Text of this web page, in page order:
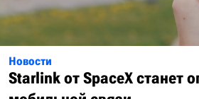
Новости
Starlink от SpaceX станет